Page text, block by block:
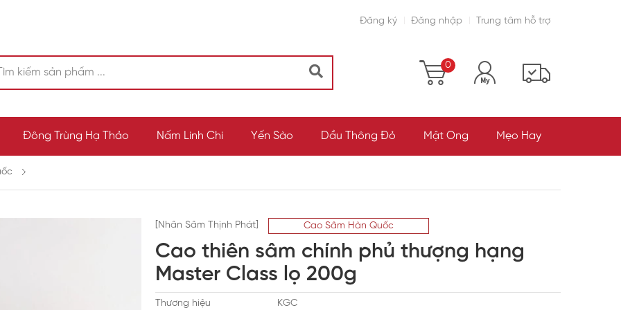
Đăng ký Đăng nhập Trung tâm hỗ trợ
0
Đông Trùng Hạ Thảo Nấm Linh Chi Yến Sào Dầu Thông Đỏ Mật Ong Mẹo Hay
[Nhân Sâm Thịnh Phát] Cao Sâm Hàn Quốc
Cao thiên sâm chính phủ thượng hạng
Master Class lọ 200g
Thương hiệu KGC